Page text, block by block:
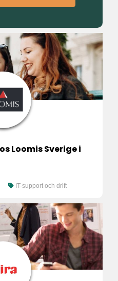
Loomis Sverige i
IT-support och drift